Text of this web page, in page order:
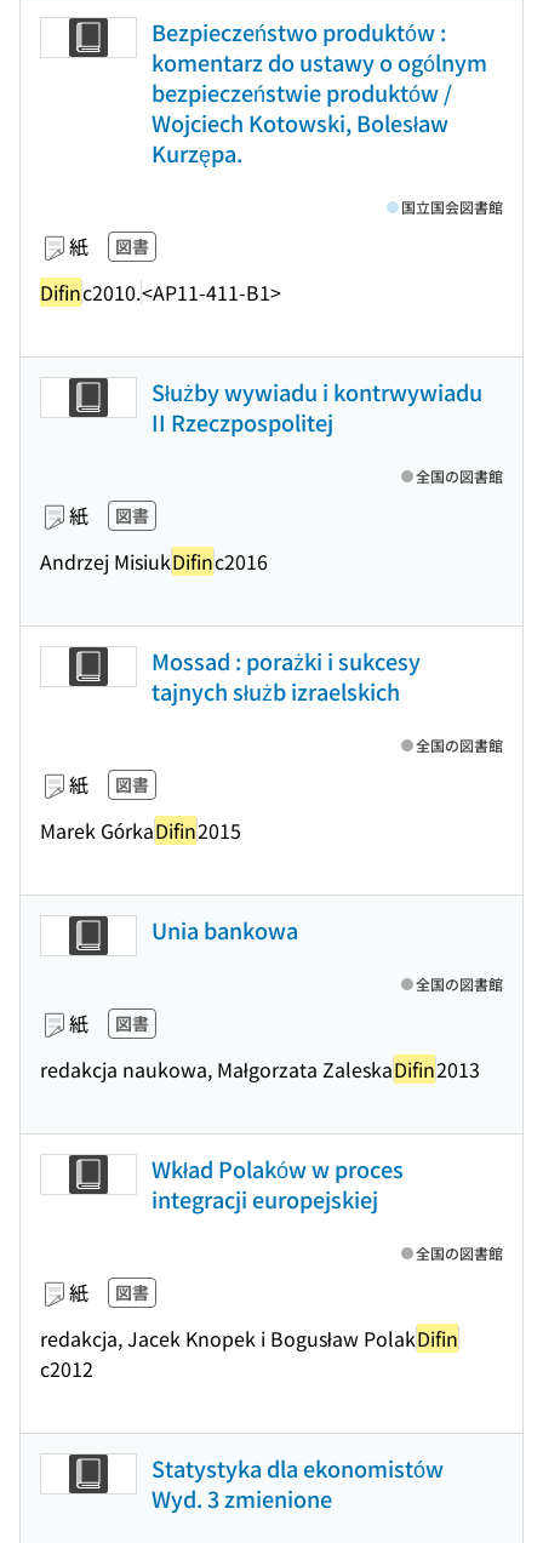
Bezpieczeństwo produktów :
komentarz do ustawy o ogólnym
bezpieczeństwie produktów /
Wojciech Kotowski, Bolesław
Kurzępa.
紙 図書
Difinc2010.<AP11-411-B1>
国立国会図書館
Służby wywiadu i kontrwywiadu
II Rzeczpospolitej
紙 図書
Andrzej MisiukDifinc2016
全国の図書館
Mossad : porażki i sukcesy
tajnych służb izraelskich
紙 図書
Marek GórkaDifin2015
全国の図書館
Unia bankowa
紙 図書
redakcja naukowa, Małgorzata ZaleskaDifin2013
全国の図書館
Wkład Polaków w proces
integracji europejskiej
紙 図書
redakcja, Jacek Knopek i Bogusław PolakDifin
c2012
全国の図書館
Statystyka dla ekonomistów
Wyd. 3 zmienione